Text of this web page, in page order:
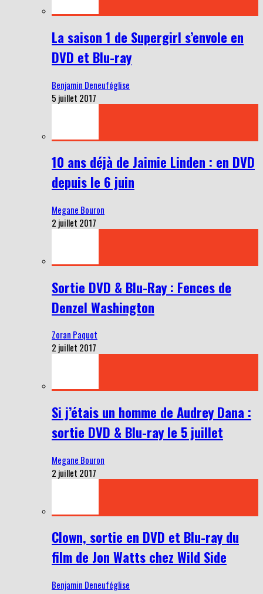
La saison 1 de Supergirl s’envole en
DVD et Blu-ray
Benjamin Deneuféglise
5 juillet 2017
10 ans déjà de Jaimie Linden : en DVD
depuis le 6 juin
Megane Bouron
2 juillet 2017
Sortie DVD & Blu-Ray : Fences de
Denzel Washington
Zoran Paquot
2 juillet 2017
Si j’étais un homme de Audrey Dana :
sortie DVD & Blu-ray le 5 juillet
Megane Bouron
2 juillet 2017
Clown, sortie en DVD et Blu-ray du
film de Jon Watts chez Wild Side
Benjamin Deneuféglise